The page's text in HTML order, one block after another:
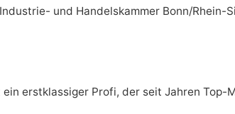
und Handelskammer Bonn/Rhein-
ein erstklassiger Profi, der seit Jahren